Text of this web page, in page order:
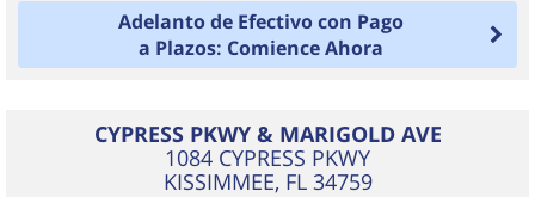
Adelanto de Efectivo con Pago
a Plazos: Comience Ahora
CYPRESS PKWY & MARIGOLD AVE
1084 CYPRESS PKWY
KISSIMMEE, FL 34759